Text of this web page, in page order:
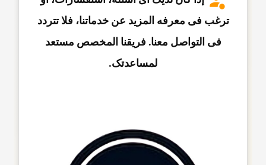
ترغب فی معرفه المزید عن خدماتنا، فلا تتردد
فی التواصل معنا. فریقنا المخصص مستعد
لمساعدتک.